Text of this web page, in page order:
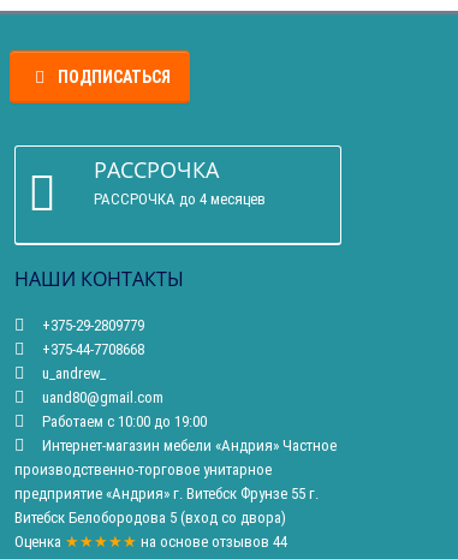
ПОДПИСАТЬСЯ
РАССРОЧКА
РАССРОЧКА до 4 месяцев
НАШИ КОНТАКТЫ
+375-29-2809779
+375-44-7708668
u_andrew_
uand80@gmail.com
Работаем с 10:00 до 19:00
Интернет-магазин мебели «Андрия» Частное
производственно-торговое унитарное
предприятие «Андрия» г. Витебск Фрунзе 55 г.
Витебск Белобородова 5 (вход со двора)
Оценка ★★★★★ на основе отзывов 44